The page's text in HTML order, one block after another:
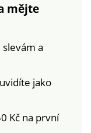
platných
mějte
a
jako
Kč na první